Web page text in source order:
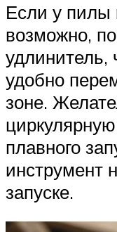
Если у пилы
возможно,
удлинитель,
удобно
зоне.
плавного
инструмент
запуске.